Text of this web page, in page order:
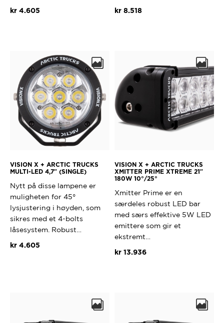
kr4.605 kr 8.518
VISION X + ARCTIC TRUCKS
MULTI-LED 4,7″ (SINGLE)
Nytt på disse lampene er
muligheten for 45°
lysjustering i høyden, som
sikres med et 4-bolts
låsesystem. Robust…
kr4.605
VISION X + ARCTIC TRUCKS
XMITTER PRIME XTREME 21″
180W 10°/25°
Xmitter Prime er en
særdeles robust LED bar
med særs effektive 5W LED
emittere som gir et
ekstremt…
kr 13.936